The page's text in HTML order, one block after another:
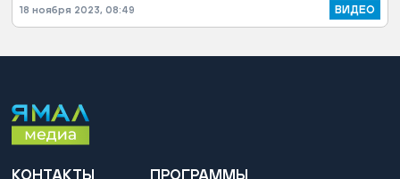
которые несут службу наравне с мужчинами. В
18 ноября 2023, 08:49 ВИДЕО
КОНТАКТЫ
ПРОГРАММЫ